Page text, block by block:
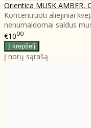
Orientica MUSK AMBER,
Koncentruoti aliejiniai
nenumaldomai saldus
€1000
Į norų sąrašą